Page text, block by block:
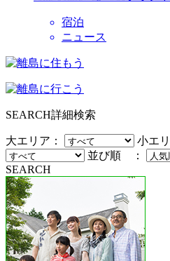
宿泊
ニュース
SEARCH詳細検索
大エリア： 小エリ
並び順 ：
SEARCH